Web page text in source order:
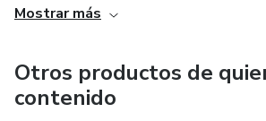
estricta visión de marketing para
Mi misión es elevar el estándar de la
conocimiento práctico y estrategias
Mostrar más
Otros productos de
contenido